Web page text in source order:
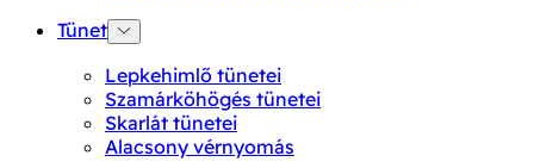
Tünet
Lepkehimlő tünetei
Szamárköhögés tünetei
Skarlát tünetei
Alacsony vérnyomás